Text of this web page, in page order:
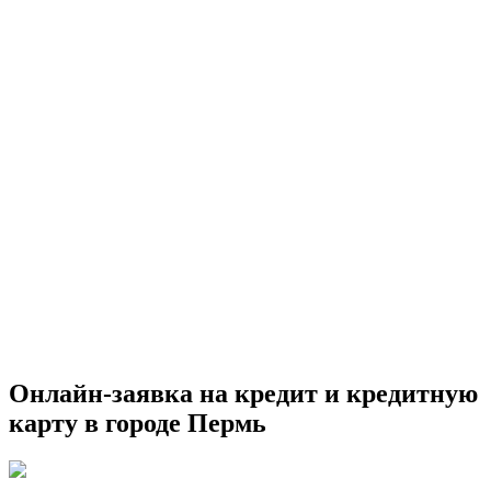
Онлайн-заявка на кредит и кредитную
карту в городе Пермь